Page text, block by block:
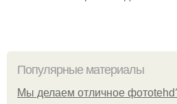
Популярные материалы
Мы делаем отличное